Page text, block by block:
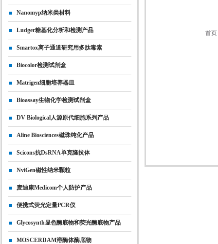
Nanomyp纳米类材料
Ludger糖基化分析和检测产品
Smartox离子通道研究用多肽毒素
Biocolor检测试剂盒
Matrigen细胞培养器皿
Bioassay生物化学检测试剂盒
DV Biological人源原代细胞系列产品
Aline Biosciences磁珠纯化产品
Scicons抗dsRNA单克隆抗体
NviGen磁性纳米颗粒
麦迪康Medicom个人防护产品
便携式荧光定量PCR仪
Glycosynth显色酶底物和荧光酶底物产品
MOSCERDAM溶酶体酶底物
首页